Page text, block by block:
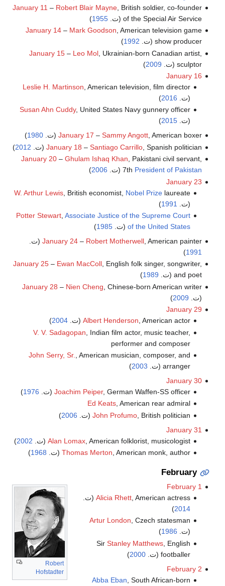
January 11 – Robert Blair Mayne, British soldier, co-founder
of the Special Air Service (ت.
1955
)
January 14– Mark Goodson, American television game
show producer (ت.
1992
)
January 15– Leo Mol, Ukrainian-born Canadian artist,
sculptor (ت.
2009
)
January 16
Leslie H. Martinson , American television, film director
(ت. 2016
)
Susan Ahn Cuddy, United States Navy gunnery officer
(ت. 2015
)
January 17 – Sammy Angott, American boxer (ت. 1980
)
January 18 – Santiago Carrillo, Spanish politician (ت. 2012
)
January 20– Ghulam Ishaq Khan, Pakistani civil servant,
7th President of Pakistan (ت. 2006
)
January 23
W. Arthur Lewis , British economist, Nobel Prize laureate
(ت.
1991
)
Potter Stewart ,Associate Justice of the Supreme Court
of the United States(ت. 1985
)
January 24– Robert Motherwell, American painter (ت.
1991
)
January 25– Ewan MacColl, English folk singer, songwriter,
and poet (ت.
1989
)
January 28 – Nien Cheng , Chinese-born American writer
(ت. 2009
)
January 29
Albert Henderson, American actor (ت. 2004
)
V. V. Sadagopan , Indian film actor, music teacher,
performer and composer
John Serry, Sr.
, American musician, composer, and
arranger (ت.
2003
)
January 30
Joachim Peiper, German Waffen-SS officer (ت. 1976
)
Ed Keats, American rear admiral
John Profumo , British politician (ت. 2006
)
January 31
Alan Lomax , American folklorist, musicologist (ت. 2002
)
Thomas Merton , American monk, author (ت. 1968
)
February
Robert
Hofstadter
February 1
Alicia Rhett , American actress (ت.
2014
)
Artur London , Czech statesman
(ت. 1986
)
SirStanley Matthews , English
footballer (ت.
2000
)
February 2
Abba Eban , South African-born